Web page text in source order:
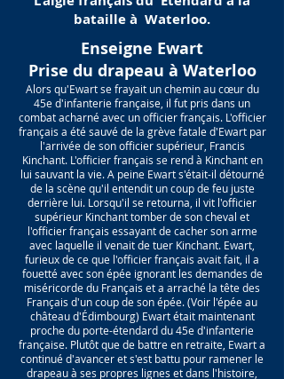
bataille à Waterloo.
Enseigne Ewart
Prise du drapeau à Waterloo
Alors qu'Ewart se frayait un chemin au cœur du
45e d'infanterie française, il fut pris dans un
combat acharné avec un officier français. L'officier
français a été sauvé de la grève fatale d'Ewart par
l'arrivée de son officier supérieur, Francis
Kinchant. L'officier français se rend à Kinchant en
lui sauvant la vie. A peine Ewart s'était-il détourné
de la scène qu'il entendit un coup de feu juste
derrière lui. Lorsqu'il se retourna, il vit l'officier
supérieur Kinchant tomber de son cheval et
l'officier français essayant de cacher son arme
avec laquelle il venait de tuer Kinchant. Ewart,
furieux de ce que l'officier français avait fait, il a
fouetté avec son épée ignorant les demandes de
miséricorde du Français et a arraché la tête des
Français d'un coup de son épée. (Voir l'épée au
château d'Édimbourg) Ewart était maintenant
proche du porte-étendard du 45e d'infanterie
française. Plutôt que de battre en retraite, Ewart a
continué d'avancer et s'est battu pour ramener le
drapeau à ses propres lignes et dans l'histoire,